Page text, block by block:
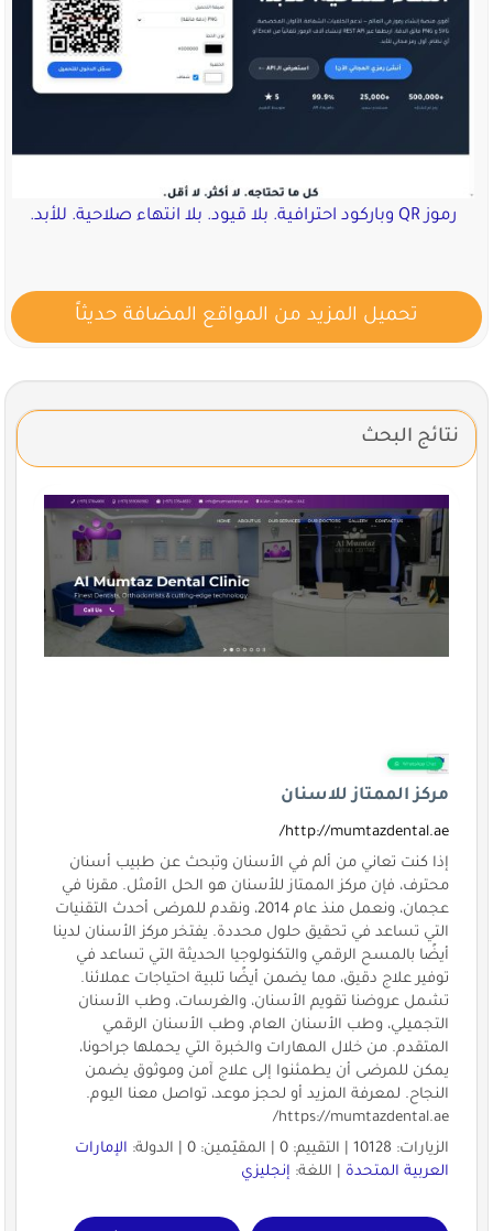
رموز QR وباركود احترافية. بلا قيود. بلا انتهاء صلاحية. للأبد.
تحميل المزيد من المواقع المضافة حديثاً
نتائج البحث
مركز الممتاز للاسنان
http://mumtazdental.ae/
إذا كنت تعاني من ألم في الأسنان وتبحث عن طبيب أسنان
محترف، فإن مركز الممتاز للأسنان هو الحل الأمثل. مقرنا في
عجمان، ونعمل منذ عام 2014، ونقدم للمرضى أحدث التقنيات
التي تساعد في تحقيق حلول محددة. يفتخر مركز الأسنان لدينا
أيضًا بالمسح الرقمي والتكنولوجيا الحديثة التي تساعد في
توفير علاج دقيق، مما يضمن أيضًا تلبية احتياجات عملائنا.
تشمل عروضنا تقويم الأسنان، والغرسات، وطب الأسنان
التجميلي، وطب الأسنان العام، وطب الأسنان الرقمي
المتقدم. من خلال المهارات والخبرة التي يحملها جراحونا،
يمكن للمرضى أن يطمئنوا إلى علاج آمن وموثوق يضمن
النجاح. لمعرفة المزيد أو لحجز موعد، تواصل معنا اليوم.
https://mumtazdental.ae/
الزيارات: 10128 | التقييم: 0 | المقيّمين: 0 | الدولة:
الإمارات
العربية المتحدة| اللغة: إنجليزي